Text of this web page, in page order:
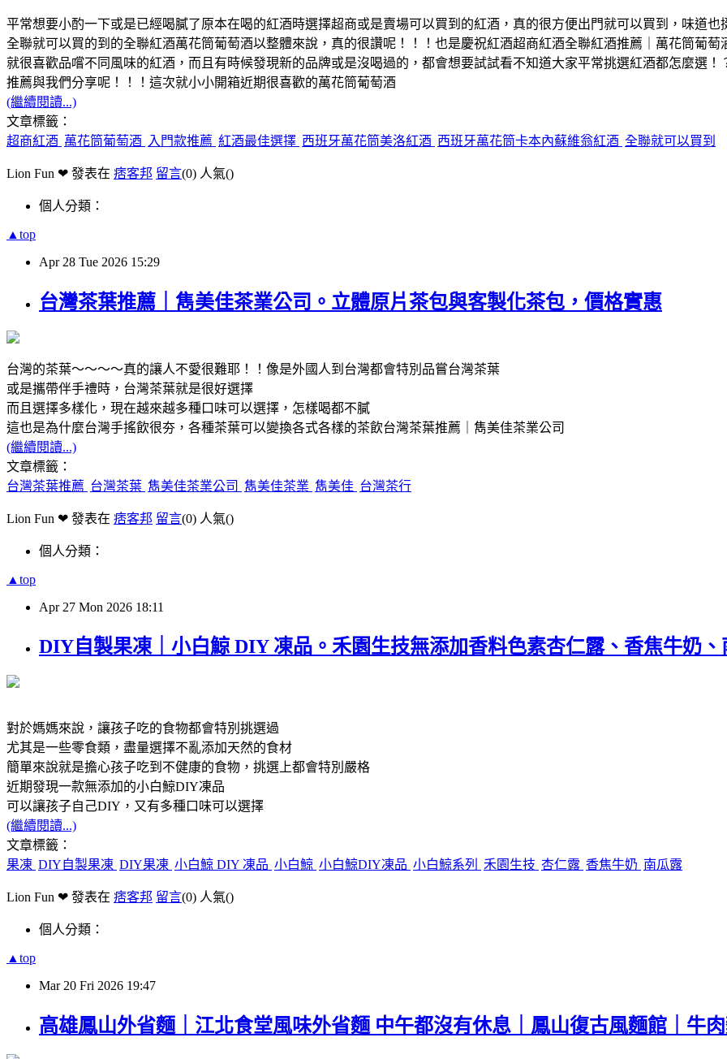
平常想要小酌一下或是已經喝膩了原本在喝的紅酒時選擇超商或是賣場可以買到的紅酒，真的很方便出門就可以買到，味道
全聯就可以買的到的全聯紅酒萬花筒葡萄酒以整體來說，真的很讚呢！！！也是慶祝紅酒超商紅酒全聯紅酒推薦｜萬花筒葡
就很喜歡品嚐不同風味的紅酒，而且有時候發現新的品牌或是沒喝過的，都會想要試試看不知道大家平常挑選紅酒都怎麼選
推薦與我們分享呢！！！這次就小小開箱近期很喜歡的萬花筒葡萄酒
(繼續閱讀...)
文章標籤：
超商紅酒 萬花筒葡萄酒 入門款推薦 紅酒最佳選擇 西班牙萬花筒美洛紅酒 西班牙萬花筒卡本內蘇維翁紅酒 全聯就可以買到
Lion Fun ❤ 發表在 痞客邦 留言(0) 人氣()
個人分類：
▲top
Apr 28 Tue 2026 15:29
台灣茶葉推薦｜雋美佳茶業公司。立體原片茶包與客製化茶包，價格實惠
台灣的茶葉～～～～真的讓人不愛很難耶！！像是外國人到台灣都會特別品嘗台灣茶葉
或是攜帶伴手禮時，台灣茶葉就是很好選擇
而且選擇多樣化，現在越來越多種口味可以選擇，怎樣喝都不膩
這也是為什麼台灣手搖飲很夯，各種茶葉可以變換各式各樣的茶飲台灣茶葉推薦｜雋美佳茶業公司
(繼續閱讀...)
文章標籤：
台灣茶葉推薦 台灣茶葉 雋美佳茶業公司 雋美佳茶業 雋美佳 台灣茶行
Lion Fun ❤ 發表在 痞客邦 留言(0) 人氣()
個人分類：
▲top
Apr 27 Mon 2026 18:11
DIY自製果凍｜小白鯨 DIY 凍品。禾園生技無添加香料色素杏仁露、香焦牛奶、
對於媽媽來說，讓孩子吃的食物都會特別挑選過
尤其是一些零食類，盡量選擇不亂添加天然的食材
簡單來說就是擔心孩子吃到不健康的食物，挑選上都會特別嚴格
近期發現一款無添加的小白鯨DIY凍品
可以讓孩子自己DIY，又有多種口味可以選擇
(繼續閱讀...)
文章標籤：
果凍 DIY自製果凍 DIY果凍 小白鯨 DIY 凍品 小白鯨 小白鯨DIY凍品 小白鯨系列 禾園生技 杏仁露 香焦牛奶 南瓜露
Lion Fun ❤ 發表在 痞客邦 留言(0) 人氣()
個人分類：
▲top
Mar 20 Fri 2026 19:47
高雄鳳山外省麵｜江北食堂風味外省麵 中午都沒有休息｜鳳山復古風麵館｜牛